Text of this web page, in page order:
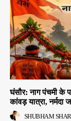
घंसौर: नाग पंचमी के
कांवड़ यात्रा,
SHUBHAM